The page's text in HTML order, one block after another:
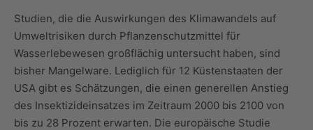
Studien, die die Auswirkungen des Klimawandels auf
Umweltrisiken durch Pflanzenschutzmittel für
Wasserlebewesen großflächig untersucht haben, sind
bisher Mangelware. Lediglich für 12 Küstenstaaten der
USA gibt es Schätzungen, die einen generellen Anstieg
des Insektizideinsatzes im Zeitraum 2000 bis 2100 von
bis zu 28 Prozent erwarten. Die europäische Studie